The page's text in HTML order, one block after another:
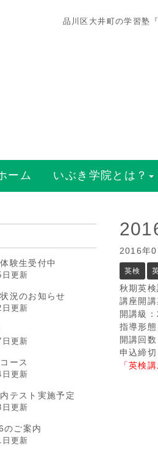
品川区大井町の学習塾
ーム いぶき学院とは？
2016年
英検
秋期英
講座開
開講級
指導形
開講回
申込締
「英検
験生受付中
更新
況のお知らせ
更新
更新
ース
更新
テスト実施予定
更新
のご案内
更新